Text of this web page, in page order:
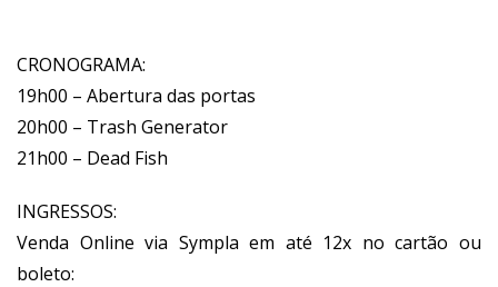
CRONOGRAMA:
19h00 – Abertura das portas
20h00 – Trash Generator
21h00 – Dead Fish
INGRESSOS:
Venda Online via Sympla em até 12x no cartão ou
boleto: